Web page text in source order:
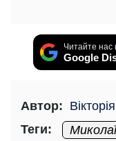
Читайте нас
Google
Автор:
Теги: